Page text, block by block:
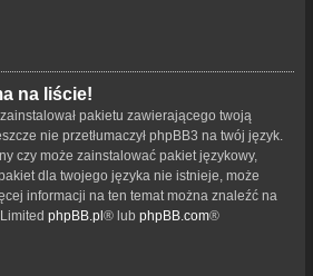
na liście!
pakietu zawierającego twoją
nie przetłumaczył phpBB3 na twój język.
czy może zainstalować pakiet językowy,
dla twojego języka nie istnieje, może
informacji na ten temat można znaleźć na
phpBB.pl® lub phpBB.com®